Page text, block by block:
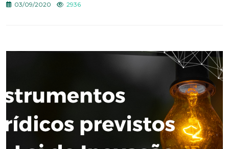
03/09/2020 2936